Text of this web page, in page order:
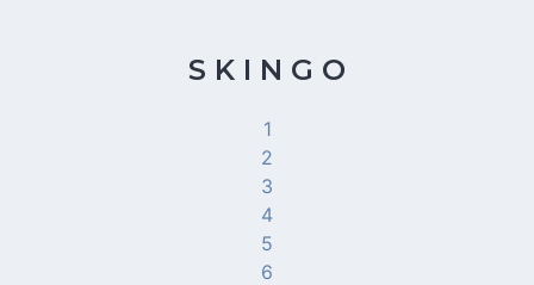
S K I N G O
1
2
3
4
5
6